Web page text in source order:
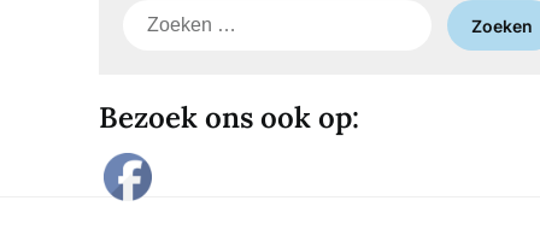
Zoeken
Bezoek ons ook op: